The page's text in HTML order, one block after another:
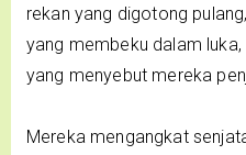
rekan yang digotong
yang membeku dalam
yang menyebut mereka
Mereka mengangkat